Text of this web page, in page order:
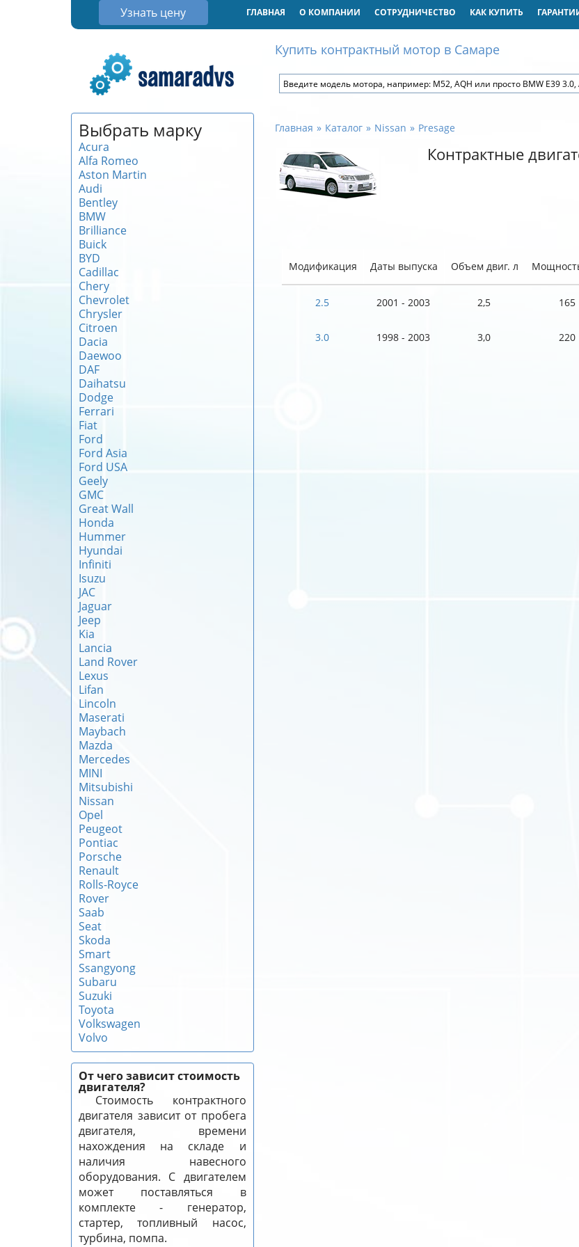
Узнать цену ГЛАВНАЯ О КОМПАНИИ СОТРУДНИЧЕСТВО КАК КУПИТЬ
Купить контрактный мотор в Самаре
Выбрать марку
Acura
Alfa Romeo
Aston Martin
Audi
Bentley
BMW
Brilliance
Buick
BYD
Cadillac
Chery
Chevrolet
Chrysler
Citroen
Dacia
Daewoo
DAF
Daihatsu
Dodge
Ferrari
Fiat
Ford
Ford Asia
Ford USA
Geely
GMC
Great Wall
Honda
Hummer
Hyundai
Infiniti
Isuzu
JAC
Jaguar
Jeep
Kia
Lancia
Land Rover
Lexus
Lifan
Lincoln
Maserati
Maybach
Mazda
Mercedes
MINI
Mitsubishi
Nissan
Opel
Peugeot
Pontiac
Porsche
Renault
Rolls-Royce
Rover
Saab
Seat
Skoda
Smart
Ssangyong
Subaru
Suzuki
Toyota
Volkswagen
Volvo
От чего зависит стоимость
двигателя?
Стоимость контрактного
двигателя зависит от пробега
двигателя, времени
нахождения на складе и
наличия навесного
оборудования. С двигателем
может поставляться в
комплекте - генератор,
стартер, топливный насос,
турбина, помпа.
Главная Каталог Nissan Presage
Контрактные
Модификация Даты выпуска Объем двиг. л
2.5 2001 - 2003 2,5 165
3.0 1998 - 2003 3,0 220